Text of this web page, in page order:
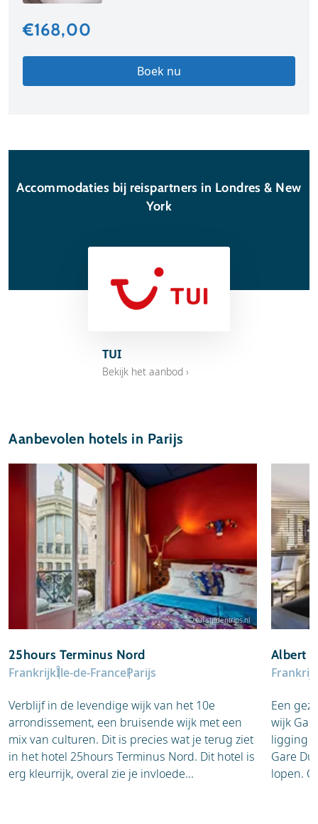
€168,00
Boek nu
Accommodaties bij reispartners in Londres & New
York
TUI
Bekijk het aanbod ›
Aanbevolen hotels in Parijs
© tui-stedentrips.nl
25hours Terminus Nord
FrankrijkÎle-de-FranceParijs
Verblijf in de levendige wijk van het 10e
arrondissement, een bruisende wijk met een
mix van culturen. Dit is precies wat je terug ziet
in het hotel 25hours Terminus Nord. Dit hotel is
erg kleurrijk, overal zie je invloede...
Albert
Frankrijk
Een
wijk
ligging
Gare
lopen.